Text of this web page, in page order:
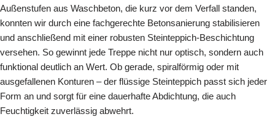
Außenstufen aus Waschbeton, die kurz vor dem Verfall standen,
konnten wir durch eine fachgerechte Betonsanierung stabilisieren
und anschließend mit einer robusten Steinteppich-Beschichtung
versehen. So gewinnt jede Treppe nicht nur optisch, sondern auch
funktional deutlich an Wert. Ob gerade, spiralförmig oder mit
ausgefallenen Konturen – der flüssige Steinteppich passt sich jeder
Form an und sorgt für eine dauerhafte Abdichtung, die auch
Feuchtigkeit zuverlässig abwehrt.